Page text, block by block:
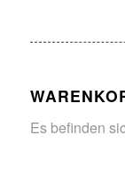
Es befinden